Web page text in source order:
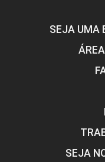
SEJA UMA
SEJA